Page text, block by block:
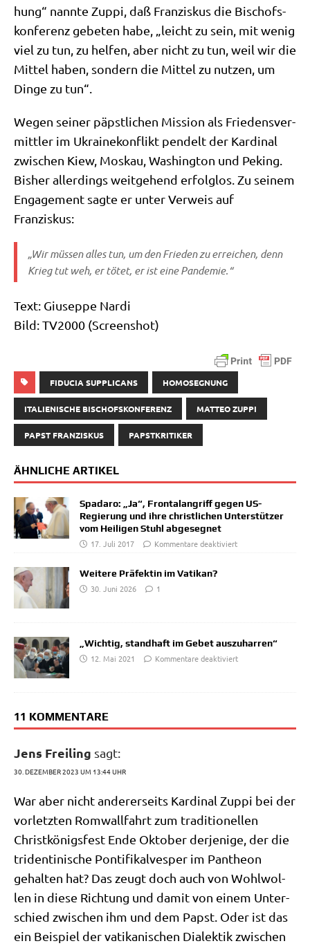
hung“ nann­te Zup­pi, daß Fran­zis­kus die Bischofs­
kon­fe­renz gebe­ten habe, „leicht zu sein, mit wenig
viel zu tun, zu hel­fen, aber nicht zu tun, weil wir die
Mit­tel haben, son­dern die Mit­tel zu nut­zen, um
Din­ge zu tun“.
Wegen sei­ner päpst­li­chen Mis­si­on als Frie­dens­ver­
mitt­ler im Ukrai­ne­kon­flikt pen­delt der Kar­di­nal
zwi­schen Kiew, Mos­kau, Washing­ton und Peking.
Bis­her aller­dings weit­ge­hend erfolg­los. Zu sei­nem
Enga­ge­ment sag­te er unter Ver­weis auf
Franziskus:
„Wir müs­sen alles tun, um den Frie­den zu errei­chen, denn
Krieg tut weh, er tötet, er ist eine Pandemie.“
Text: Giu­sep­pe Nar­di
Bild: TV2000 (Screen­shot)
FIDUCIA SUPPLICANS HOMOSEGNUNG
ITALIENISCHE BISCHOFSKONFERENZ MATTEO ZUPPI
PAPST FRANZISKUS PAPSTKRITIKER
ÄHNLICHE ARTIKEL
Spadaro: „Ja“, Frontalangriff gegen US-
Regierung und ihre christlichen Unterstützer
vom Heiligen Stuhl abgesegnet
17. Juli 2017
Kommentare deaktiviert
Weitere Präfektin im Vatikan?
30. Juni 2026
1
„Wichtig, standhaft im Gebet auszuharren“
12. Mai 2021
Kommentare deaktiviert
11 KOMMENTARE
Jens Freiling sagt:
30. DEZEMBER 2023 UM 13:44 UHR
War aber nicht ande­rer­seits Kar­di­nal Zup­pi bei der
vor­letz­ten Rom­wall­fahrt zum tra­di­tio­nel­len
Christ­kö­nigs­fest Ende Okto­ber der­je­ni­ge, der die
triden­ti­ni­sche Pon­ti­fi­kal­ves­per im Pan­the­on
gehal­ten hat? Das zeugt doch auch von Wohl­wol­
len in die­se Rich­tung und damit von einem Unter­
schied zwi­schen ihm und dem Papst. Oder ist das
ein Bei­spiel der vati­ka­ni­schen Dia­lek­tik zwi­schen